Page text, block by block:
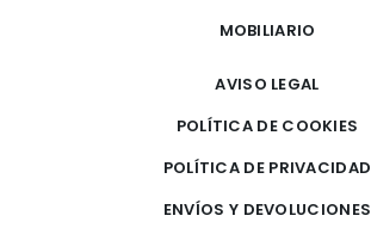
MOBILIARIO
AVISO LEGAL
POLÍTICA DE COOKIES
POLÍTICA DE PRIVACIDAD
ENVÍOS Y DEVOLUCIONES